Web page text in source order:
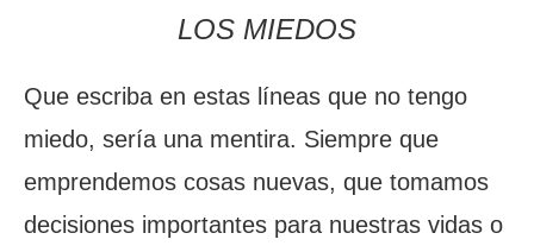
LOS MIEDOS
Que escriba en estas líneas que no tengo
miedo, sería una mentira. Siempre que
emprendemos cosas nuevas, que tomamos
decisiones importantes para nuestras vidas o